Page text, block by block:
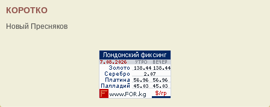
КОРОТКО
Новый Пресняков